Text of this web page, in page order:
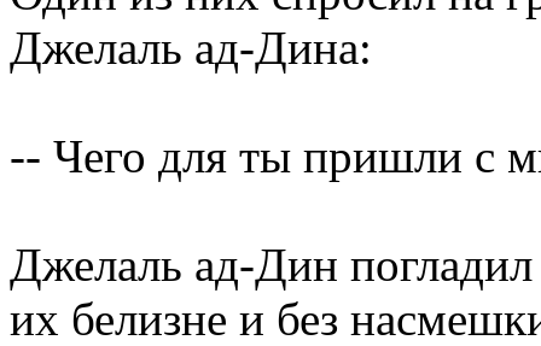
Джелаль ад-Дина:
-- Чего для ты пришли с
Джелаль ад-Дин
их белизне и без